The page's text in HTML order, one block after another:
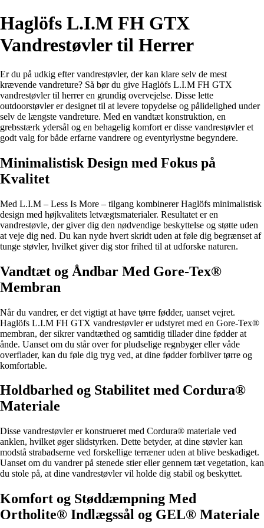
Haglöfs L.I.M FH GTX
Vandrestøvler til Herrer
Er du på udkig efter vandrestøvler, der kan klare selv de mest
krævende vandreture? Så bør du give Haglöfs L.I.M FH GTX
vandrestøvler til herrer en grundig overvejelse. Disse lette
outdoorstøvler er designet til at levere topydelse og pålidelighed under
selv de længste vandreture. Med en vandtæt konstruktion, en
grebsstærk ydersål og en behagelig komfort er disse vandrestøvler et
godt valg for både erfarne vandrere og eventyrlystne begyndere.
Minimalistisk Design med Fokus på
Kvalitet
Med L.I.M – Less Is More – tilgang kombinerer Haglöfs minimalistisk
design med højkvalitets letvægtsmaterialer. Resultatet er en
vandrestøvle, der giver dig den nødvendige beskyttelse og støtte uden
at veje dig ned. Du kan nyde hvert skridt uden at føle dig begrænset af
tunge støvler, hvilket giver dig stor frihed til at udforske naturen.
Vandtæt og Åndbar Med Gore-Tex®
Membran
Når du vandrer, er det vigtigt at have tørre fødder, uanset vejret.
Haglöfs L.I.M FH GTX vandrestøvler er udstyret med en Gore-Tex®
membran, der sikrer vandtæthed og samtidig tillader dine fødder at
ånde. Uanset om du står over for pludselige regnbyger eller våde
overflader, kan du føle dig tryg ved, at dine fødder forbliver tørre og
komfortable.
Holdbarhed og Stabilitet med Cordura®
Materiale
Disse vandrestøvler er konstrueret med Cordura® materiale ved
anklen, hvilket øger slidstyrken. Dette betyder, at dine støvler kan
modstå strabadserne ved forskellige terræner uden at blive beskadiget.
Uanset om du vandrer på stenede stier eller gennem tæt vegetation, kan
du stole på, at dine vandrestøvler vil holde dig stabil og beskyttet.
Komfort og Støddæmpning Med
Ortholite® Indlægssål og GEL® Materiale